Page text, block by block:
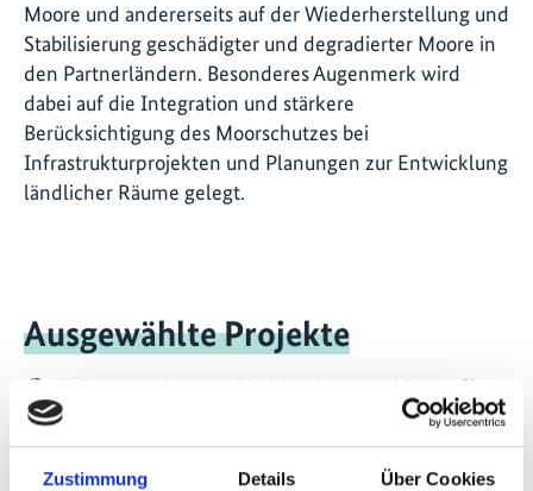
Zustimmung Details Über Cookies
Moore und andererseits auf der Wiederherstellung und
Stabilisierung geschädigter und degradierter Moore in
den Partnerländern. Besonderes Augenmerk wird
dabei auf die Integration und stärkere
Berücksichtigung des Moorschutzes bei
Infrastrukturprojekten und Planungen zur Entwicklung
ländlicher Räume gelegt.
Ausgewählte Projekte
Sicherung wichtiger Biodiversitäts-, Kohlenstoff-
und Wasserspeicher in den Mooren des
Kongobeckens durch die Ermöglichung